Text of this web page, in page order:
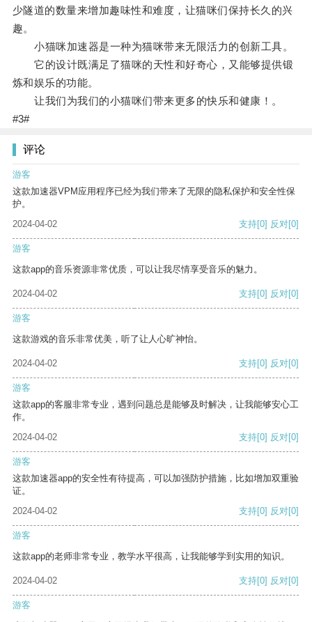
少隧道的数量来增加趣味性和难度，让猫咪们保持长久的兴
趣。
小猫咪加速器是一种为猫咪带来无限活力的创新工具。
它的设计既满足了猫咪的天性和好奇心，又能够提供锻
炼和娱乐的功能。
让我们为我们的小猫咪们带来更多的快乐和健康！。
#3#
评论
游客
这款加速器VPM应用程序已经为我们带来了无限的隐私保护和安全性保
护。
2024-04-02
支持[0] 反对[0]
游客
这款app的音乐资源非常优质，可以让我尽情享受音乐的魅力。
2024-04-02 支持[0] 反对[0]
游客
这款游戏的音乐非常优美，听了让人心旷神怡。
2024-04-02 支持[0] 反对[0]
游客
这款app的客服非常专业，遇到问题总是能够及时解决，让我能够安心工
作。
2024-04-02
支持[0] 反对[0]
游客
这款加速器app的安全性有待提高，可以加强防护措施，比如增加双重验
证。
2024-04-02
支持[0] 反对[0]
游客
这款app的老师非常专业，教学水平很高，让我能够学到实用的知识。
2024-04-02 支持[0] 反对[0]
游客